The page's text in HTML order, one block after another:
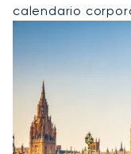
calendario